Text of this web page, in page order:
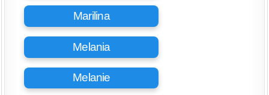
Marilina
Melania
Melanie